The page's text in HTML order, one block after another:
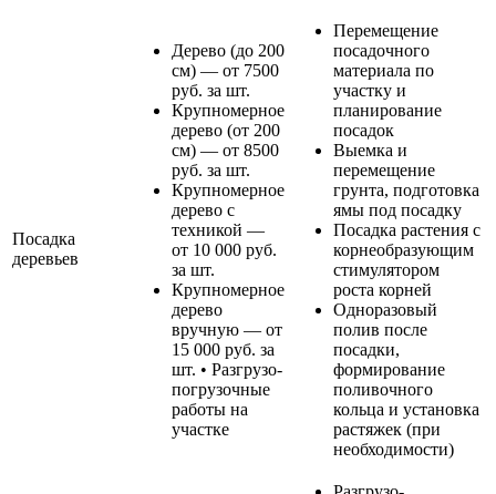
Посадка
деревьев
Дерево (до 200
см) — от 7500
руб. за шт.
Крупномерное
дерево (от 200
см) — от 8500
руб. за шт.
Крупномерное
дерево с
техникой —
от 10 000 руб.
за шт.
Крупномерное
дерево
вручную — от
15 000 руб. за
шт. • Разгрузо-
погрузочные
работы на
участке
Перемещение
посадочного
материала по
участку и
планирование
посадок
Выемка и
перемещение
грунта, подготовка
ямы под посадку
Посадка растения с
корнеобразующим
стимулятором
роста корней
Одноразовый
полив после
посадки,
формирование
поливочного
кольца и установка
растяжек (при
необходимости)